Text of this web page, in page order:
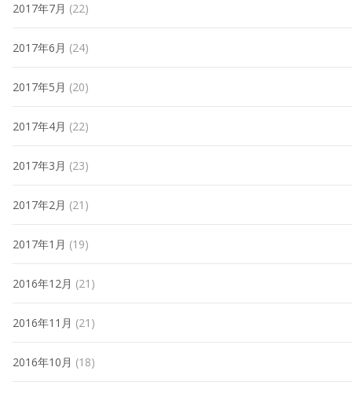
2017年7月 (22)
2017年6月 (24)
2017年5月 (20)
2017年4月 (22)
2017年3月 (23)
2017年2月 (21)
2017年1月 (19)
2016年12月 (21)
2016年11月 (21)
2016年10月 (18)